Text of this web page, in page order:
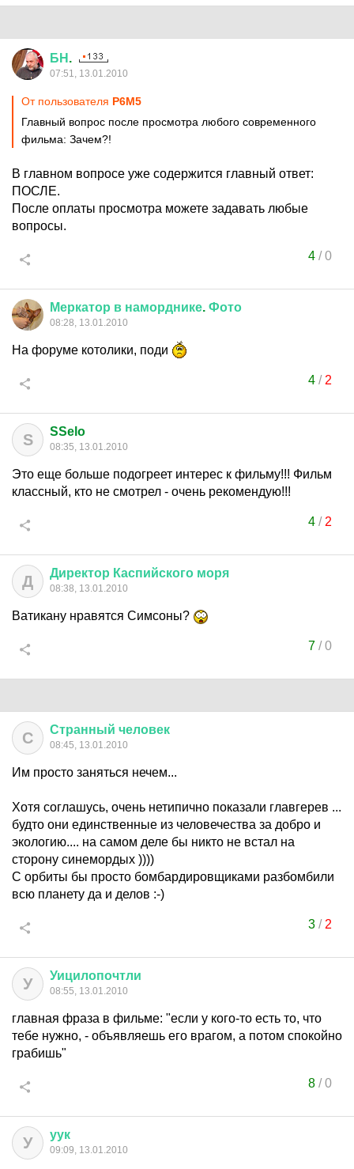
БН .
07:51, 13.01.2010
От пользователя Р6М5
Главный вопрос после просмотра любого современного
фильма: Зачем?!
В главном вопросе уже содержится главный ответ:
ПОСЛЕ.
После оплаты просмотра можете задавать любые
вопросы.
4/0
Меркатор в наморднике. Фото
08:28, 13.01.2010
На форуме котолики, поди
4/ 2
S SSelo
08:35, 13.01.2010
Это еще больше подогреет интерес к фильму!!! Фильм
классный, кто не смотрел - очень рекомендую!!!
4/ 2
Д Директор Каспийского моря
08:38, 13.01.2010
Ватикану нравятся Симсоны?
7/0
С Странный человек
08:45, 13.01.2010
Им просто заняться нечем...
Хотя соглашусь, очень нетипично показали главгерев ...
будто они единственные из человечества за добро и
экологию.... на самом деле бы никто не встал на
сторону синемордых ))))
С орбиты бы просто бомбардировщиками разбомбили
всю планету да и делов :-)
3/ 2
У Уицилопочтли
08:55, 13.01.2010
главная фраза в фильме: "если у кого-то есть то, что
тебе нужно, - объявляешь его врагом, а потом спокойно
грабишь"
8/0
У уук
09:09, 13.01.2010